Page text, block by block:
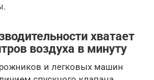
хватает
воздуха в минуту
и легковых машин